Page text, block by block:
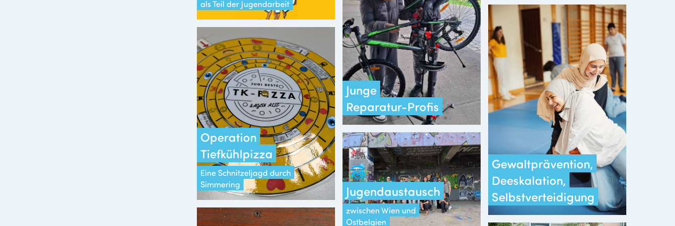
als Teil der Jugendarbeit
Junge
Reparatur-Profis
Gewaltprävention,
Deeskalation,
Selbstverteidigung
Operation
Tiefkühlpizza
Eine Schnitzeljagd durch
Simmering
Jugendaustausch
zwischen Wien und
Ostbelgien